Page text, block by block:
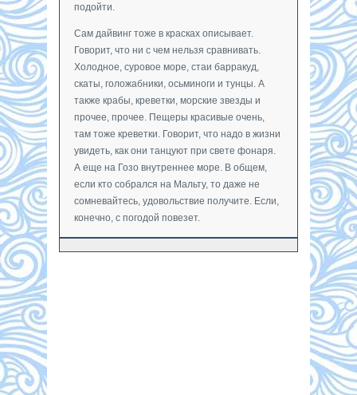
подойти.
Сам дайвинг тоже в красках описывает.
Говорит, что ни с чем нельзя сравнивать.
Холодное, суровое море, стаи барракуд,
скаты, голожабники, осьминоги и тунцы. А
также крабы, креветки, морские звезды и
прочее, прочее. Пещеры красивые очень,
там тоже креветки. Говорит, что надо в жизни
увидеть, как они танцуют при свете фонаря.
А еще на Гозо внутреннее море. В общем,
если кто собрался на Мальту, то даже не
сомневайтесь, удовольствие получите. Если,
конечно, с погодой повезет.